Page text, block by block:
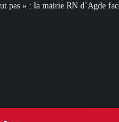
« antiraciste » La hausse